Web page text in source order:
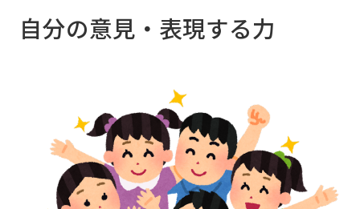
2023年1月13日（金）■開校スケジュール：詳
細な日程表を教室でご案内します。■対象学
暇(完全休校日)＞■2022年12月29日（木）～
2023年1月4日
（水）
※1月5日(木)より授業再開しております。 ＜み
自分の意見・表現する力